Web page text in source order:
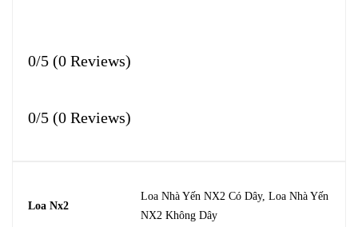
0/5 (0 Reviews)
0/5 (0 Reviews)
Loa Nx2
Loa Nhà Yến NX2 Có Dây, Loa Nhà Yến
NX2 Không Dây